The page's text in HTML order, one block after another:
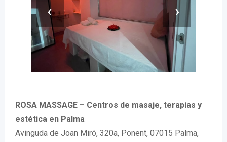
‹ ›
ROSA MASSAGE – Centros de masaje, terapias y
estética en Palma
Avinguda de Joan Miró, 320a, Ponent, 07015 Palma,